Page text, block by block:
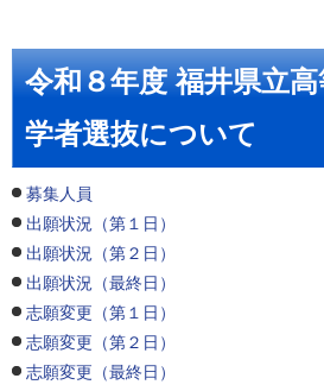
令和８年度 福井県立
学者選抜について
募集人員
出願状況（第１日）
出願状況（第２日）
出願状況（最終日）
志願変更（第１日）
志願変更（第２日）
志願変更（最終日）